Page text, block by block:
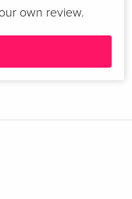
own review.